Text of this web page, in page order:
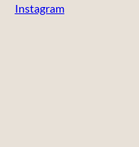
Instagram